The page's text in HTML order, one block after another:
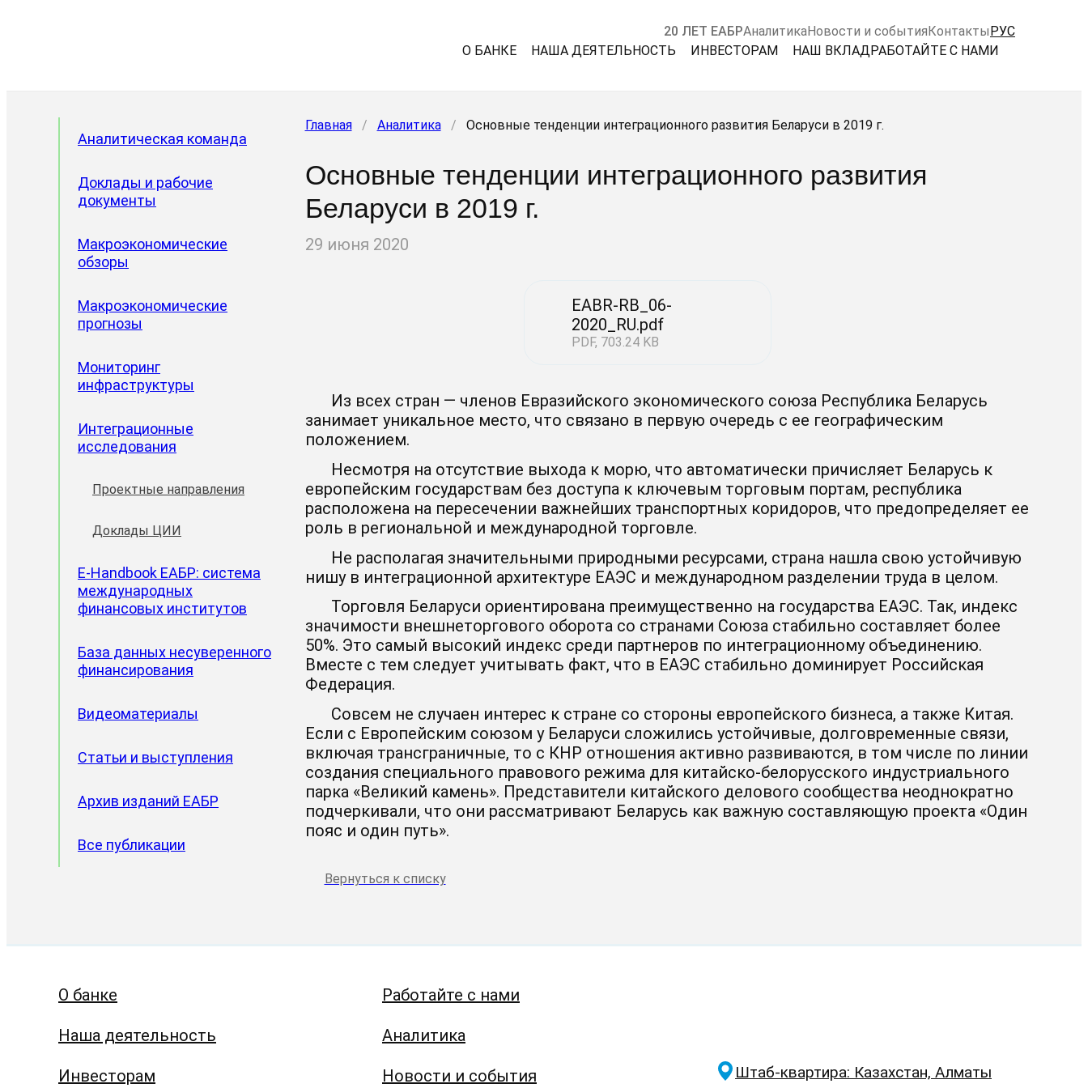
20 ЛЕТ ЕАБРАналитикаНовости и событияКонтактыРУС
О БАНКЕ
НАША ДЕЯТЕЛЬНОСТЬ ИНВЕСТОРАМ НАШ ВКЛАДРАБОТАЙТЕ С НАМИ
Аналитическая команда
Доклады и рабочие
документы
Макроэкономические
обзоры
Макроэкономические
прогнозы
Мониторинг
инфраструктуры
Интеграционные
исследования
Проектные направления
Доклады ЦИИ
E-Handbook ЕАБР: система
международных
финансовых институтов
База данных несуверенного
финансирования
Видеоматериалы
Статьи и выступления
Архив изданий ЕАБР
Все публикации
Главная / Аналитика / Основные тенденции интеграционного развития Беларуси в 2019 г.
Основные тенденции интеграционного развития
Беларуси в 2019 г.
29 июня 2020
EABR-RB_06-
2020_RU.pdf
PDF, 703.24 KB
Из всех стран — членов Евразийского экономического союза Республика Беларусь
занимает уникальное место, что связано в первую очередь с ее географическим
положением.
Несмотря на отсутствие выхода к морю, что автоматически причисляет Беларусь к
европейским государствам без доступа к ключевым торговым портам, республика
расположена на пересечении важнейших транспортных коридоров, что предопределяет ее
роль в региональной и международной торговле.
Не располагая значительными природными ресурсами, страна нашла свою устойчивую
нишу в интеграционной архитектуре ЕАЭС и международном разделении труда в целом.
Торговля Беларуси ориентирована преимущественно на государства ЕАЭС. Так, индекс
значимости внешнеторгового оборота со странами Союза стабильно составляет более
50%. Это самый высокий индекс среди партнеров по интеграционному объединению.
Вместе с тем следует учитывать факт, что в ЕАЭС стабильно доминирует Российская
Федерация.
Совсем не случаен интерес к стране со стороны европейского бизнеса, а также Китая.
Если с Европейским союзом у Беларуси сложились устойчивые, долговременные связи,
включая трансграничные, то с КНР отношения активно развиваются, в том числе по линии
создания специального правового режима для китайско-белорусского индустриального
парка «Великий камень». Представители китайского делового сообщества неоднократно
подчеркивали, что они рассматривают Беларусь как важную составляющую проекта «Один
пояс и один путь».
Вернуться к списку
О банке
Наша деятельность
Инвесторам
Работайте с нами
Аналитика
Новости и события Штаб-квартира: Казахстан, Алматы